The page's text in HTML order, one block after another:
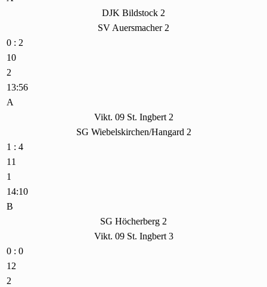
DJK Bildstock 2
SV Auersmacher 2
0 : 2
10
2
13:56
A
Vikt. 09 St. Ingbert 2
SG Wiebelskirchen/Hangard 2
1 : 4
11
1
14:10
B
SG Höcherberg 2
Vikt. 09 St. Ingbert 3
0 : 0
12
2